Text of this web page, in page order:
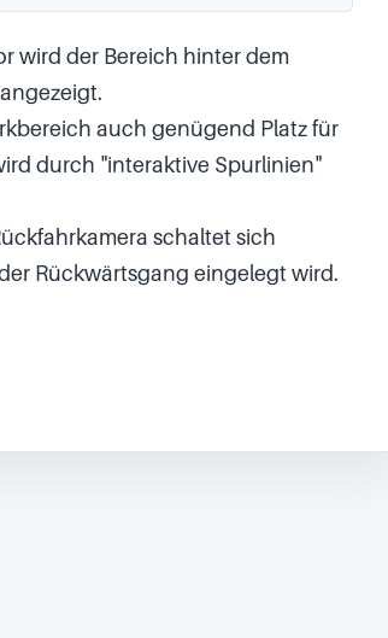
wird der Bereich hinter dem
auch genügend Platz für
durch "interaktive Spurlinien"
schaltet sich
Rückwärtsgang eingelegt wird.